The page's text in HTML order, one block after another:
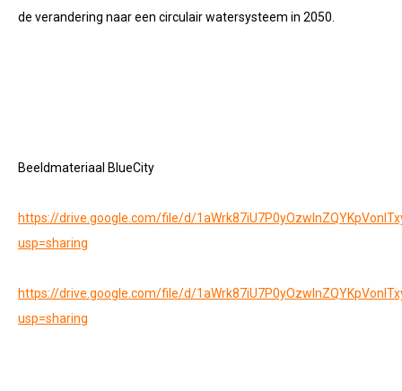
de verandering naar een circulair watersysteem in 2050.
Beeldmateriaal BlueCity
https://drive.google.com/file/d/
usp=sharing
https://drive.google.com/file/d/
usp=sharing